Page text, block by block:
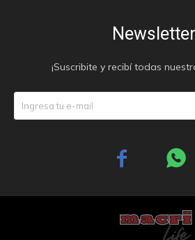
¡Suscribite y recibí todas
 